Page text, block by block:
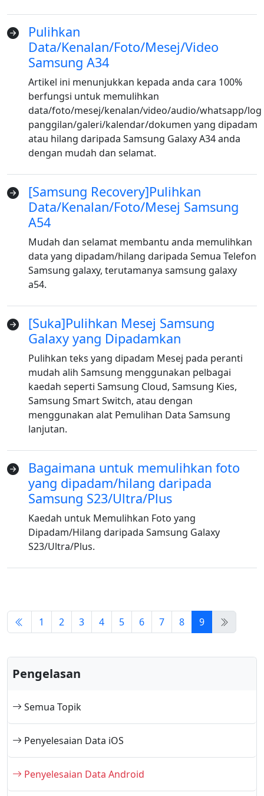
Pengelasan
Semua Topik
Penyelesaian Data iOS
Penyelesaian Data Android
Pulihkan
Data/Kenalan/Foto/Mesej/Video
Samsung A34
Artikel ini menunjukkan kepada anda cara 100%
berfungsi untuk memulihkan
data/foto/mesej/kenalan/video/audio/whatsapp/log
panggilan/galeri/kalendar/dokumen yang dipadam
atau hilang daripada Samsung Galaxy A34 anda
dengan mudah dan selamat.
[Samsung Recovery]Pulihkan
Data/Kenalan/Foto/Mesej Samsung
A54
Mudah dan selamat membantu anda memulihkan
data yang dipadam/hilang daripada Semua Telefon
Samsung galaxy, terutamanya samsung galaxy
a54.
[Suka]Pulihkan Mesej Samsung
Galaxy yang Dipadamkan
Pulihkan teks yang dipadam Mesej pada peranti
mudah alih Samsung menggunakan pelbagai
kaedah seperti Samsung Cloud, Samsung Kies,
Samsung Smart Switch, atau dengan
menggunakan alat Pemulihan Data Samsung
lanjutan.
Bagaimana untuk memulihkan foto
yang dipadam/hilang daripada
Samsung S23/Ultra/Plus
Kaedah untuk Memulihkan Foto yang
Dipadam/Hilang daripada Samsung Galaxy
S23/Ultra/Plus.
1 2 3 4 5 6 7 8 9
Tukar Bahasa
English Nederlands
Tiếng Việt
日本
Español
Português
Norsk
Suomalainen
Svenska
Dansk
Ελληνικά
Türk
русский
हिंदी
Bahasa Melayu
ไทย
한국어